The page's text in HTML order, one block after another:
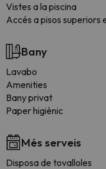
Vistes a la piscina
Accés a pisos superiors
Bany
Lavabo
Amenities
Bany privat
Paper higiènic
Més serveis
Disposa de tovalloles